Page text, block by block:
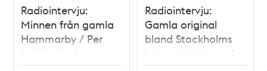
Radiointervju:
Minnen från gamla
Hammarby / Per
Ludvig Lindgren
Radiointervju:
Gamla original
bland Stockholms
hamnarbetare och
förmän på 1870-